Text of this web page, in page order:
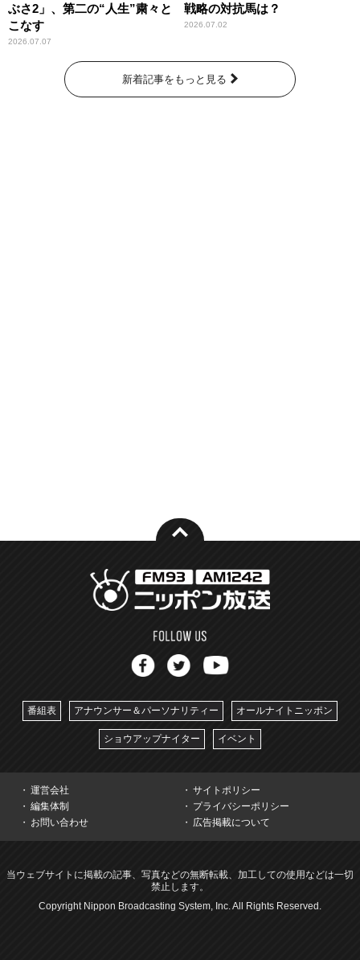
ぶさ2」、第二の“人生”粛々と
こなす
2026.07.07
戦略の対抗馬は？
2026.07.02
新着記事をもっと見る
番組表 アナウンサー＆パーソナリティー オールナイトニッポン
ショウアップナイター イベント
運営会社
サイトポリシー
編集体制
プライバシーポリシー
お問い合わせ
広告掲載について
当ウェブサイトに掲載の記事、写真などの無断転載、加工しての使用などは一切
禁止します。
Copyright Nippon Broadcasting System, Inc. All Rights Reserved.